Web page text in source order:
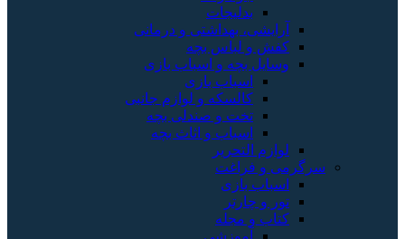
بدلیجات
آرایشی، بهداشتی و درمانی
کفش و لباس بچه
وسایل بچه و اسباب بازی
اسباب بازی
کالسکه و لوازم جانبی
تخت و صندلی بچه
اسباب و اثاث بچه
لوازم التحریر
سرگرمی و فراغت
اسباب‌ بازی
تور و چارتر
کتاب و مجله